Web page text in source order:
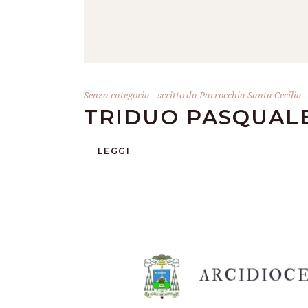
Senza categoria scritto da Parrocchia Santa Cecilia
TRIDUO
LEGGI